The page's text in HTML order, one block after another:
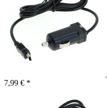
7,99 € *